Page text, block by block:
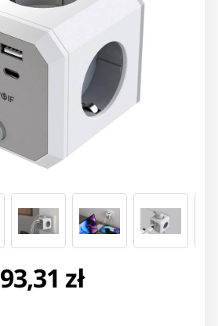
93,31 zł